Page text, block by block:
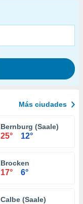
Más ciudades
Bernburg (Saale)
25° 12°
Brocken
17° 6°
Calbe (Saale)